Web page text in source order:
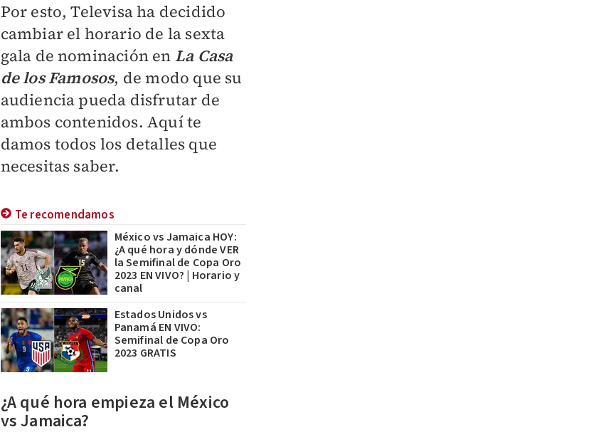
Por esto, Televisa ha decidido
cambiar el horario de la sexta
gala de nominación en La Casa
de los Famosos, de modo que su
audiencia pueda disfrutar de
ambos contenidos. Aquí te
damos todos los detalles que
necesitas saber.
Te recomendamos
México vs Jamaica HOY:
¿A qué hora y dónde VER
la Semifinal de Copa Oro
2023 EN VIVO? | Horario y
canal
Estados Unidos vs
Panamá EN VIVO:
Semifinal de Copa Oro
2023 GRATIS
¿A qué hora empieza el México
vs Jamaica?